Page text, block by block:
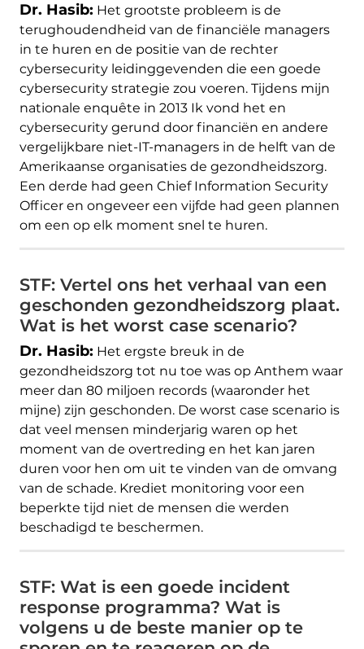
Dr. Hasib: Het grootste probleem is de
terughoudendheid van de financiële managers
in te huren en de positie van de rechter
cybersecurity leidinggevenden die een goede
cybersecurity strategie zou voeren. Tijdens mijn
nationale enquête in 2013 Ik vond het en
cybersecurity gerund door financiën en andere
vergelijkbare niet-IT-managers in de helft van de
Amerikaanse organisaties de gezondheidszorg.
Een derde had geen Chief Information Security
Officer en ongeveer een vijfde had geen plannen
om een ​​op elk moment snel te huren.
STF: Vertel ons het verhaal van een
geschonden gezondheidszorg plaat.
Wat is het worst case scenario?
Dr. Hasib: Het ergste breuk in de
gezondheidszorg tot nu toe was op Anthem waar
meer dan 80 miljoen records (waaronder het
mijne) zijn geschonden. De worst case scenario is
dat veel mensen minderjarig waren op het
moment van de overtreding en het kan jaren
duren voor hen om uit te vinden van de omvang
van de schade. Krediet monitoring voor een
beperkte tijd niet de mensen die werden
beschadigd te beschermen.
STF: Wat is een goede incident
response programma? Wat is
volgens u de beste manier op te